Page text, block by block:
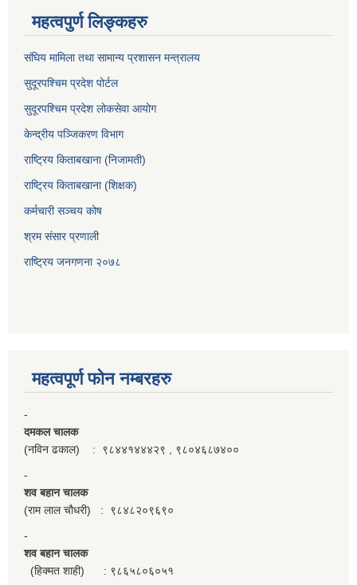
महत्वपुर्ण लिङ्कहरु
संघिय मामिला तथा सामान्य प्रशासन मन्त्रालय
सुदूरपश्चिम प्रदेश पोर्टल
सुदूरपश्‍चिम प्रदेश लोकसेवा आयोग
केन्द्रीय पञ्जिकरण विभाग
राष्ट्रिय किताबखाना (निजामती)
राष्ट्रिय किताबखाना (शिक्षक)
कर्मचारी सञ्चय कोष
श्रम संसार प्रणाली
राष्ट्रिय जनगणना २०७८
महत्वपूर्ण फाेन नम्बरहरु
-
दमकल चालक
(नविन ढकाल) : ९८४४१४४४२९ , ९८०४६८७४००
-
शव बहान चालक
(राम लाल चौधरी) : ९८४८२०९६९०
-
शव बहान चालक
(हिक्मत शाही) : ९८६५८०६०५१